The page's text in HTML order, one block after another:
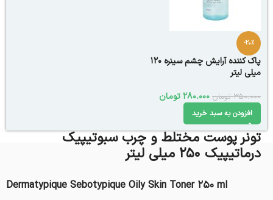
-20%
پاک کننده آرایش چشم سینره 120
میلی لیتر
350.000 تومان 280.000تومان
افزودن به سبد خرید
تونر پوست مختلط و چرب سبوتیپیک
درماتیپیک 250 میلی لیتر
Dermatypique Sebotypique Oily Skin Toner 250 ml